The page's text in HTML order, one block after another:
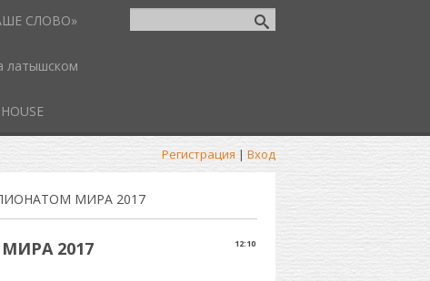
СЛОВО»
латышском
Регистрация | Вход
МИРА 2017
12:10
2017